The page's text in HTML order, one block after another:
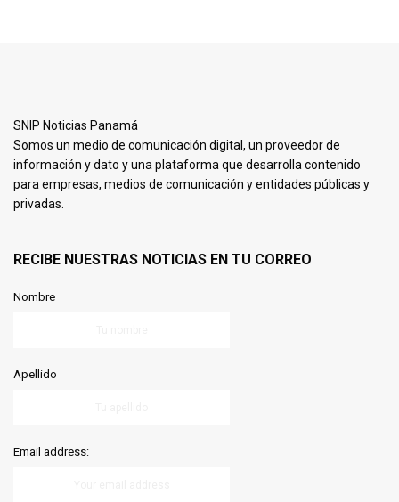
SNIP Noticias Panamá
Somos un medio de comunicación digital, un proveedor de
información y dato y una plataforma que desarrolla contenido
para empresas, medios de comunicación y entidades públicas y
privadas.
RECIBE NUESTRAS NOTICIAS EN TU CORREO
Nombre
Apellido
Email address: